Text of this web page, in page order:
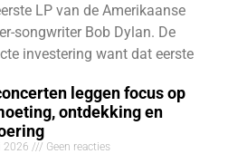
LP van de Amerikaanse
songwriter Bob Dylan. De
investering want dat eerste
leggen focus op
ontdekking en
2026 Geen reacties